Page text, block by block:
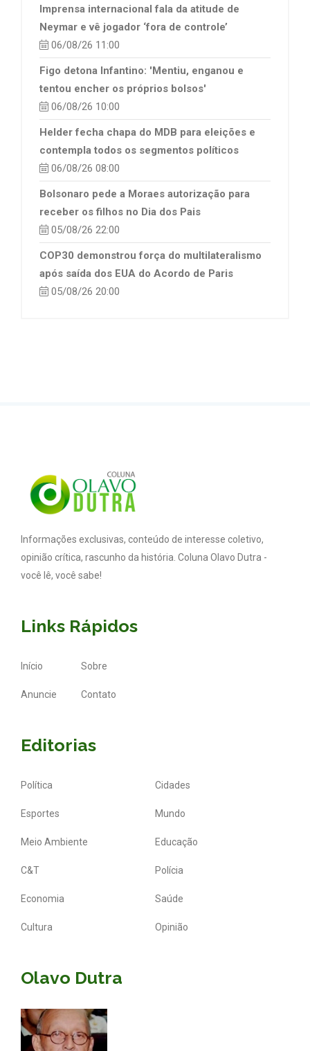
Imprensa internacional fala da atitude de
Neymar e vê jogador ‘fora de controle’
06/08/26 11:00
Figo detona Infantino: 'Mentiu, enganou e
tentou encher os próprios bolsos'
06/08/26 10:00
Helder fecha chapa do MDB para eleições e
contempla todos os segmentos políticos
06/08/26 08:00
Bolsonaro pede a Moraes autorização para
receber os filhos no Dia dos Pais
05/08/26 22:00
COP30 demonstrou força do multilateralismo
após saída dos EUA do Acordo de Paris
05/08/26 20:00
Informações exclusivas, conteúdo de interesse coletivo,
opinião crítica, rascunho da história. Coluna Olavo Dutra -
você lê, você sabe!
Links Rápidos
Início Sobre
Anuncie Contato
Editorias
Política Cidades
Esportes Mundo
Meio Ambiente Educação
C&T Polícia
Economia Saúde
Cultura Opinião
Olavo Dutra